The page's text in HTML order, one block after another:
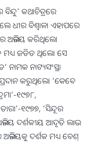
କଥାଚିତ୍ରରେ
ଧୀର ବିଶ୍ୱାଳ। ଏହାପରେ
ଅଭିନୟ କରିଥିଲେ।
ମଧ୍ୟ ଜଡିତ ଥିଲେ। ସେ
ନାଟ୍ୟସଂସ୍ଥା
କରୁଥିଲେ। ‘କେବେ
୧୯୭୮,
୧୯୭୭, ‘ସିନ୍ଦୂର
ଦର୍ଶକୀୟ ଆଦୃତି ଲାଭ
ଅଭିନୟକୁ ଦର୍ଶକ ମଧ୍ୟ ବେଶ୍‌